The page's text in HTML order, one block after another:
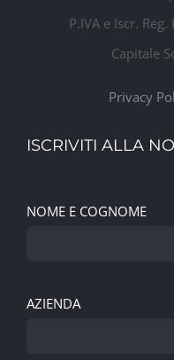
P.IVA e Iscr.
Capitale
Privacy
ISCRIVITI ALLA
NOME E COGNOME
AZIENDA